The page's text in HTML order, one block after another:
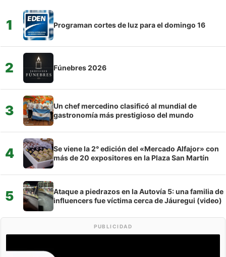
1 Programan cortes de luz para el domingo 16
2 Fúnebres 2026
3
Un chef mercedino clasificó al mundial de
gastronomía más prestigioso del mundo
4
Se viene la 2° edición del «Mercado Alfajor» con
más de 20 expositores en la Plaza San Martín
5
Ataque a piedrazos en la Autovía 5: una familia de
influencers fue víctima cerca de Jáuregui (video)
PUBLICIDAD